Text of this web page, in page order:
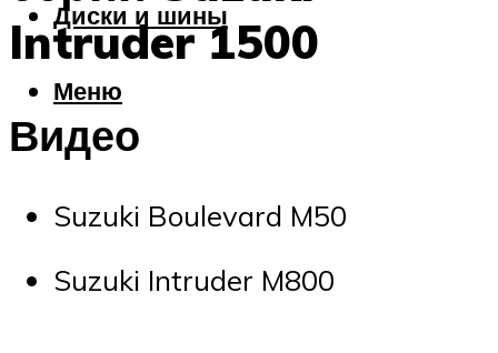
Диски и шины
Меню
Intruder 1500
Видео
Suzuki Boulevard M50
Suzuki Intruder M800